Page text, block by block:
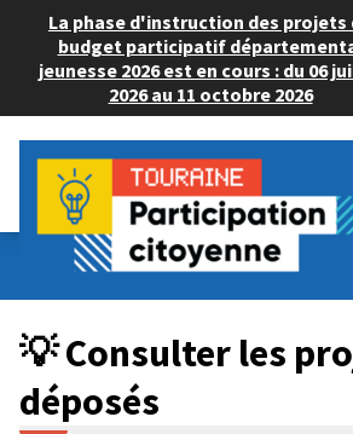
La phase d'instruction des projets
budget participatif
jeunesse 2026 est en cours : du 06
2026 au 11 octobre 2026
Budget Participatif JEUNESSE 2024
💡 Consulter les projets déposés
💡 Consulter les
déposés